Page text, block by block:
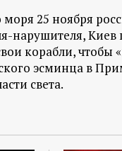
25 ноября
нарушителя,
корабли, чтобы
эсминца в
света.